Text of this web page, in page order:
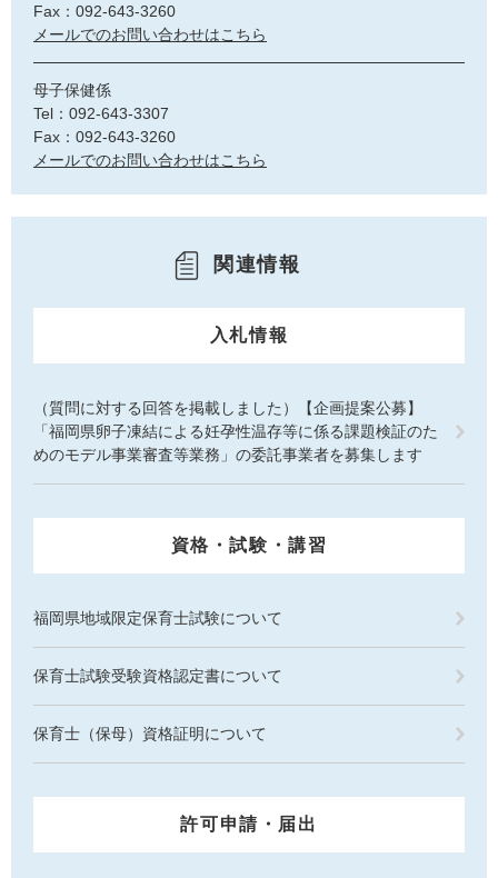
Fax：092-643-3260
メールでのお問い合わせはこちら
母子保健係
Tel：092-643-3307
Fax：092-643-3260
メールでのお問い合わせはこちら
関連情報
入札情報
（質問に対する回答を掲載しました）【企画提案公募】
「福岡県卵子凍結による妊孕性温存等に係る課題検証のた
めのモデル事業審査等業務」の委託事業者を募集します
資格・試験・講習
福岡県地域限定保育士試験について
保育士試験受験資格認定書について
保育士（保母）資格証明について
許可申請・届出